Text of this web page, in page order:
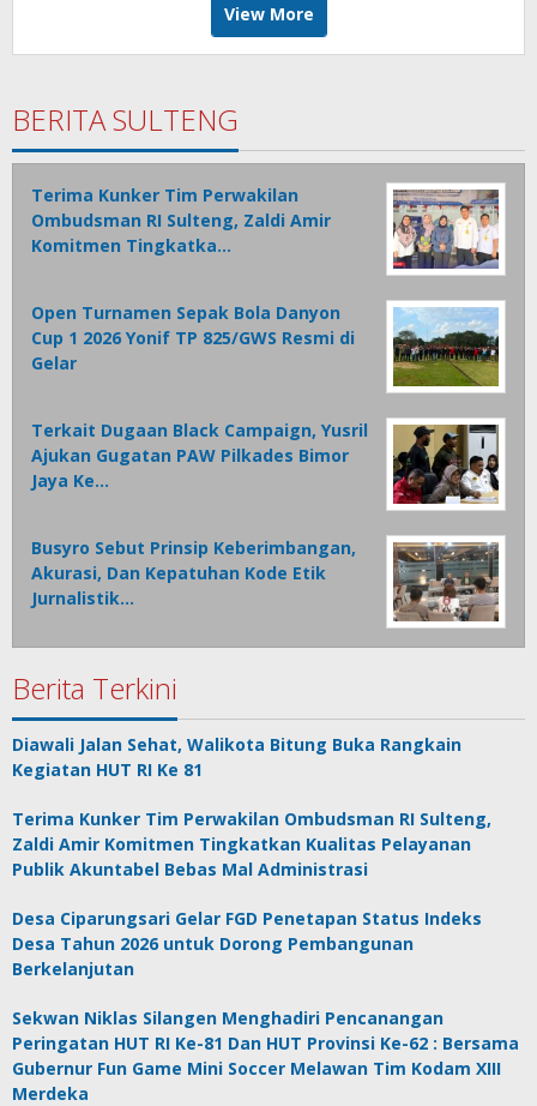
View More
BERITA SULTENG
Terima Kunker Tim Perwakilan
Ombudsman RI Sulteng, Zaldi Amir
Komitmen Tingkatka…
Open Turnamen Sepak Bola Danyon
Cup 1 2026 Yonif TP 825/GWS Resmi di
Gelar
Terkait Dugaan Black Campaign, Yusril
Ajukan Gugatan PAW Pilkades Bimor
Jaya Ke…
Busyro Sebut Prinsip Keberimbangan,
Akurasi, Dan Kepatuhan Kode Etik
Jurnalistik…
Berita Terkini
Diawali Jalan Sehat, Walikota Bitung Buka Rangkain
Kegiatan HUT RI Ke 81
Terima Kunker Tim Perwakilan Ombudsman RI Sulteng,
Zaldi Amir Komitmen Tingkatkan Kualitas Pelayanan
Publik Akuntabel Bebas Mal Administrasi
Desa Ciparungsari Gelar FGD Penetapan Status Indeks
Desa Tahun 2026 untuk Dorong Pembangunan
Berkelanjutan
Sekwan Niklas Silangen Menghadiri Pencanangan
Peringatan HUT RI Ke-81 Dan HUT Provinsi Ke-62 : Bersama
Gubernur Fun Game Mini Soccer Melawan Tim Kodam XIII
Merdeka